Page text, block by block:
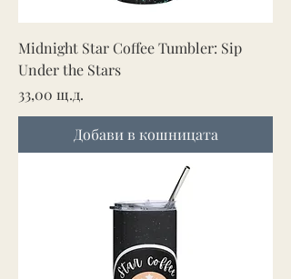
Midnight Star Coffee Tumbler: Sip
Under the Stars
Цена
33,00 щ.д.
Добави в кошницата